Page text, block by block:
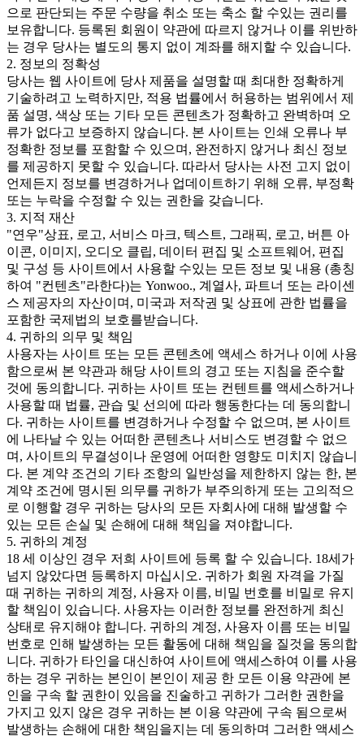
으로 판단되는 주문 수량을 취소 또는 축소 할 수있는 권리를
보유합니다. 등록된 회원이 약관에 따르지 않거나 이를 위반하
는 경우 당사는 별도의 통지 없이 계좌를 해지할 수 있습니다.
2. 정보의 정확성
당사는 웹 사이트에 당사 제품을 설명할 때 최대한 정확하게
기술하려고 노력하지만, 적용 법률에서 허용하는 범위에서 제
품 설명, 색상 또는 기타 모든 콘텐츠가 정확하고 완벽하며 오
류가 없다고 보증하지 않습니다. 본 사이트는 인쇄 오류나 부
정확한 정보를 포함할 수 있으며, 완전하지 않거나 최신 정보
를 제공하지 못할 수 있습니다. 따라서 당사는 사전 고지 없이
언제든지 정보를 변경하거나 업데이트하기 위해 오류, 부정확
또는 누락을 수정할 수 있는 권한을 갖습니다.
3. 지적 재산
"연우"상표, 로고, 서비스 마크, 텍스트, 그래픽, 로고, 버튼 아
이콘, 이미지, 오디오 클립, 데이터 편집 및 소프트웨어, 편집
및 구성 등 사이트에서 사용할 수있는 모든 정보 및 내용 (총칭
하여 "컨텐츠"라한다)는 Yonwoo., 계열사, 파트너 또는 라이센
스 제공자의 자산이며, 미국과 저작권 및 상표에 관한 법률을
포함한 국제법의 보호를받습니다.
4. 귀하의 의무 및 책임
사용자는 사이트 또는 모든 콘텐츠에 액세스 하거나 이에 사용
함으로써 본 약관과 해당 사이트의 경고 또는 지침을 준수할
것에 동의합니다. 귀하는 사이트 또는 컨텐트를 액세스하거나
사용할 때 법률, 관습 및 선의에 따라 행동한다는 데 동의합니
다. 귀하는 사이트를 변경하거나 수정할 수 없으며, 본 사이트
에 나타날 수 있는 어떠한 콘텐츠나 서비스도 변경할 수 없으
며, 사이트의 무결성이나 운영에 어떠한 영향도 미치지 않습니
다. 본 계약 조건의 기타 조항의 일반성을 제한하지 않는 한, 본
계약 조건에 명시된 의무를 귀하가 부주의하게 또는 고의적으
로 이행할 경우 귀하는 당사의 모든 자회사에 대해 발생할 수
있는 모든 손실 및 손해에 대해 책임을 져야합니다.
5. 귀하의 계정
18 세 이상인 경우 저희 사이트에 등록 할 수 있습니다. 18세가
넘지 않았다면 등록하지 마십시오. 귀하가 회원 자격을 가질
때 귀하는 귀하의 계정, 사용자 이름, 비밀 번호를 비밀로 유지
할 책임이 있습니다. 사용자는 이러한 정보를 완전하게 최신
상태로 유지해야 합니다. 귀하의 계정, 사용자 이름 또는 비밀
번호로 인해 발생하는 모든 활동에 대해 책임을 질것을 동의합
니다. 귀하가 타인을 대신하여 사이트에 액세스하여 이를 사용
하는 경우 귀하는 본인이 본인이 제공 한 모든 이용 약관에 본
인을 구속 할 권한이 있음을 진술하고 귀하가 그러한 권한을
가지고 있지 않은 경우 귀하는 본 이용 약관에 구속 됨으로써
발생하는 손해에 대한 책임을지는 데 동의하며 그러한 액세스